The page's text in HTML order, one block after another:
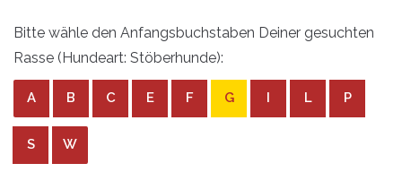
Bitte wähle den Anfangsbuchstaben Deiner gesuchten
Rasse (Hundeart: Stöberhunde):
A B C E F G I L P
S W